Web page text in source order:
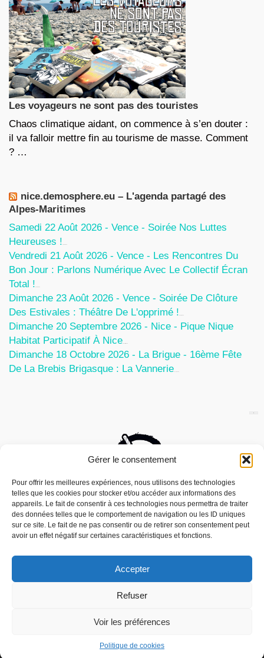
Gérer le consentement
Pour offrir les meilleures expériences, nous utilisons des technologies
telles que les cookies pour stocker et/ou accéder aux informations des
appareils. Le fait de consentir à ces technologies nous permettra de traiter
des données telles que le comportement de navigation ou les ID uniques
sur ce site. Le fait de ne pas consentir ou de retirer son consentement peut
avoir un effet négatif sur certaines caractéristiques et fonctions.
Accepter
Refuser
Voir les préférences
Politique de cookies
Les voyageurs ne sont pas des touristes
Chaos climatique aidant, on commence à s’en douter :
il va falloir mettre fin au tourisme de masse. Comment
? …
nice.demosphere.eu – L'agenda partagé des
Alpes-Maritimes
Samedi 22 Août 2026 - Vence - Soirée Nos Luttes
Heureuses !
Vendredi 21 Août 2026 - Vence - Les Rencontres Du
Bon Jour : Parlons Numérique Avec Le Collectif Écran
Total !
Dimanche 23 Août 2026 - Vence - Soirée De Clôture
Des Estivales : Théâtre De L'opprimé !
Dimanche 20 Septembre 2026 - Nice - Pique Nique
Habitat Participatif À Nice
Dimanche 18 Octobre 2026 - La Brigue - 16ème Fête
De La Brebis Brigasque : La Vannerie
Mouais, le mensuel dubitatif…quoique est
édité par l’Association ARMA, Association
Pour la Reconnaissance des Médias
Alternatifs – contact[at]mouais.org
settings.